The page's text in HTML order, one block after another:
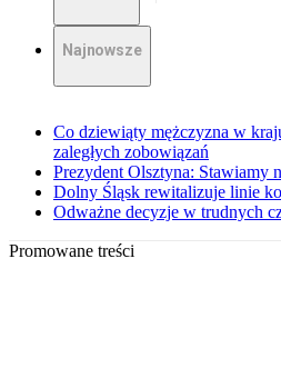
Najnowsze
Co dziewiąty mężczyzna w
zaległych zobowiązań
Prezydent Olsztyna: Stawiamy
Dolny Śląsk rewitalizuje linie
Odważne decyzje w trudnych
Promowane treści